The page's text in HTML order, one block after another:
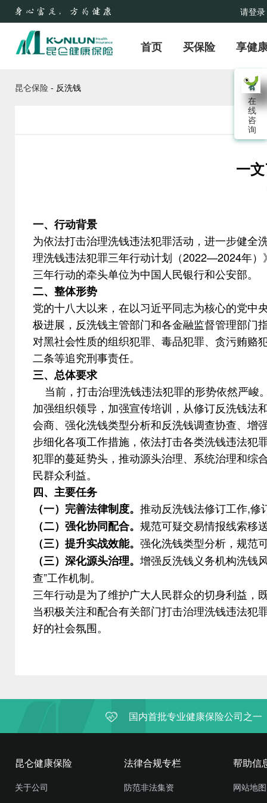
请登录
首页 买保险 享健
在
线
咨
询
昆仑保险 - 反洗钱
一
一、行动背景
为依法打击治理洗钱违法犯罪活动，进一步健全
理洗钱违法犯罪三年行动计划（2022—2024年）
三年行动的牵头单位为中国人民银行和公安部。
二、 整体形势
党的十八大以来，在以习近平同志为核心的党中
极进展，反洗钱主管部门和各金融监督管理部门
对黑社会性质的组织犯罪、毒品犯罪、贪污贿赂
二条等追究刑事责任。
三、总体要求
当前，打击治理洗钱违法犯罪的形势依然严
加强组织领导，加强宣传培训，从修订反洗钱法
会商、强化洗钱类型分析和反洗钱调查协查、增
步细化各项工作措施，依法打击各类洗钱违法犯
犯罪的蔓延势头，推动源头治理、系统治理和综
民群众利益。
四、主要任务
（一） 完善法律制度。 推动反洗钱法修订工作,修
（二） 强化协同配合。 规范可疑交易情报线索移
（三） 提升实战效能。 强化洗钱类型分析，规范
（三） 深化源头治理。 增强反洗钱义务机构洗钱
查”工作机制。
三年行动是为了维护广大人民群众的切身利益，
当积极关注和配合有关部门打击治理洗钱违法犯
好的社会氛围。
国内首批专业健康保险公司之一
昆仑健康保险
关于公司
法律合规专栏
防范非法集资
帮助信
网站地图